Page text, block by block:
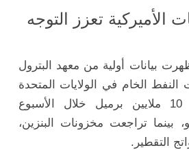
الأميركية تعزز التوجه
بيانات أولية من معهد البترول
النفط الخام في الولايات المتحدة
انخفضت بأكثر من 10 ملايين برميل خلال الأسبوع
في 13 يونيو، بينما تراجعت مخزونات البنزين،
التقطير.